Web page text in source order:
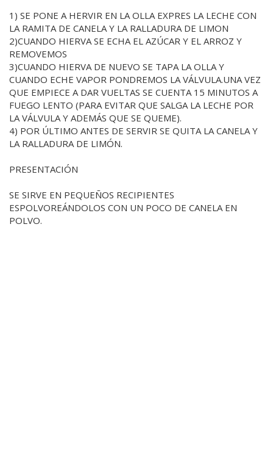
1) SE PONE A HERVIR EN LA OLLA EXPRES LA LECHE CON
LA RAMITA DE CANELA Y LA RALLADURA DE LIMON
2)CUANDO HIERVA SE ECHA EL AZÚCAR Y EL ARROZ Y
REMOVEMOS
3)CUANDO HIERVA DE NUEVO SE TAPA LA OLLA Y
CUANDO ECHE VAPOR PONDREMOS LA VÁLVULA.UNA VEZ
QUE EMPIECE A DAR VUELTAS SE CUENTA 15 MINUTOS A
FUEGO LENTO (PARA EVITAR QUE SALGA LA LECHE POR
LA VÁLVULA Y ADEMÁS QUE SE QUEME).
4) POR ÚLTIMO ANTES DE SERVIR SE QUITA LA CANELA Y
LA RALLADURA DE LIMÓN.
PRESENTACIÓN
SE SIRVE EN PEQUEÑOS RECIPIENTES
ESPOLVOREÁNDOLOS CON UN POCO DE CANELA EN
POLVO.